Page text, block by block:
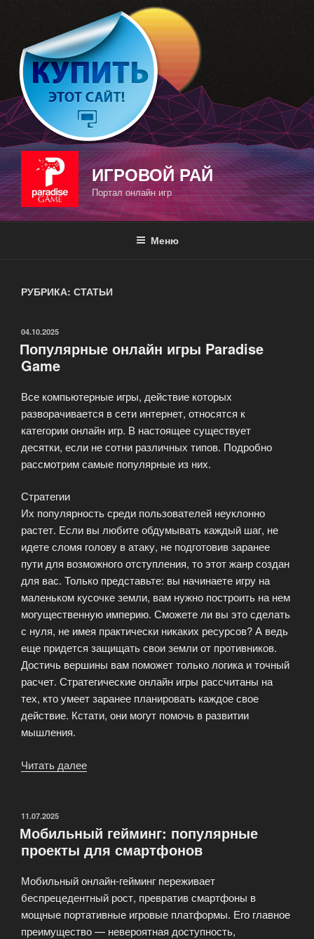
Перейти
содержимому
ИГРОВОЙ РАЙ
Портал онлайн игр
Меню
РУБРИКА: СТАТЬИ
ОПУБЛИКОВАНО
04.10.2025
Популярные онлайн игры Paradise
Game
Все компьютерные игры, действие которых
разворачивается в сети интернет, относятся к
категории онлайн игр. В настоящее существует
десятки, если не сотни различных типов. Подробно
рассмотрим самые популярные из них.
Стратегии
Их популярность среди пользователей неуклонно
растет. Если вы любите обдумывать каждый шаг, не
идете сломя голову в атаку, не подготовив заранее
пути для возможного отступления, то этот жанр создан
для вас. Только представьте: вы начинаете игру на
маленьком кусочке земли, вам нужно построить на нем
могущественную империю. Сможете ли вы это сделать
с нуля, не имея практически никаких ресурсов? А ведь
еще придется защищать свои земли от противников.
Достичь вершины вам поможет только логика и точный
расчет. Стратегические онлайн игры рассчитаны на
тех, кто умеет заранее планировать каждое свое
действие. Кстати, они могут помочь в развитии
мышления.
Читать далее
Game»
ОПУБЛИКОВАНО
11.07.2025
Мобильный гейминг: популярные
проекты для смартфонов
Мобильный онлайн-гейминг переживает
беспрецедентный рост, превратив смартфоны в
мощные портативные игровые платформы. Его главное
преимущество — невероятная доступность,